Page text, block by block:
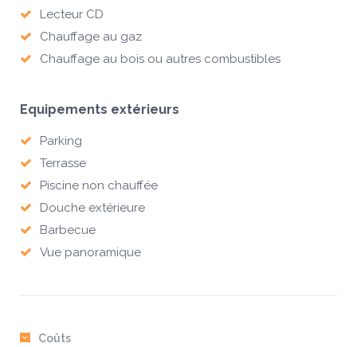
Lecteur CD
Chauffage au gaz
Chauffage au bois ou autres combustibles
Equipements extérieurs
Parking
Terrasse
Piscine non chauffée
Douche extérieure
Barbecue
Vue panoramique
Coûts